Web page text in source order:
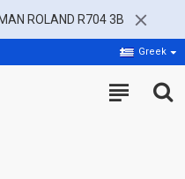
ROLAND R704 3B
Greek